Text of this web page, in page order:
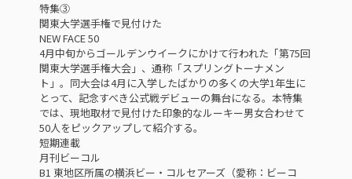
特集③
関東大学選手権で見付けた
NEW FACE 50
4月中旬からゴールデンウイークにかけて行われた「第75回
関東大学選手権大会」、通称「スプリングトーナメン
ト」。同大会は4月に入学したばかりの多くの大学1年生に
とって、記念すべき公式戦デビューの舞台になる。本特集
では、現地取材で見付けた印象的なルーキー男女合わせて
50人をピックアップして紹介する。
短期連載
月刊ビーコル
B1 東地区所属の横浜ビー・コルセアーズ（愛称：ビーコ